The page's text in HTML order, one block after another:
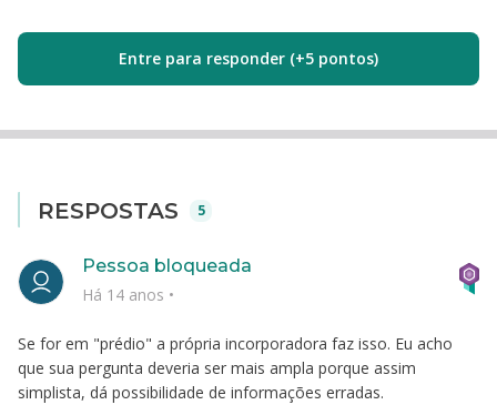
Entre para responder (+5 pontos)
RESPOSTAS 5
Se for em "prédio" a própria incorporadora faz isso. Eu acho
que sua pergunta deveria ser mais ampla porque assim
simplista, dá possibilidade de informações erradas.
Pessoa bloqueada
Há 14 anos •